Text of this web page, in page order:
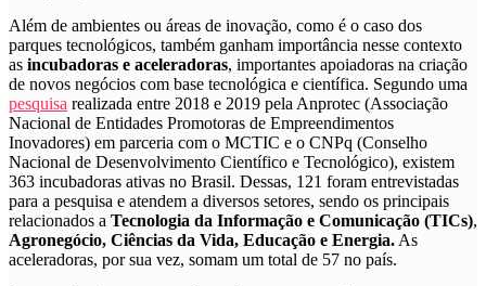
Além de ambientes ou áreas de inovação, como é o caso dos
parques tecnológicos, também ganham importância nesse contexto
as incubadoras e aceleradoras, importantes apoiadoras na criação
de novos negócios com base tecnológica e científica. Segundo uma
pesquisa realizada entre 2018 e 2019 pela Anprotec (Associação
Nacional de Entidades Promotoras de Empreendimentos
Inovadores) em parceria com o MCTIC e o CNPq (Conselho
Nacional de Desenvolvimento Científico e Tecnológico), existem
363 incubadoras ativas no Brasil. Dessas, 121 foram entrevistadas
para a pesquisa e atendem a diversos setores, sendo os principais
relacionados a Tecnologia da Informação e Comunicação (TICs),
Agronegócio, Ciências da Vida, Educação e Energia. As
aceleradoras, por sua vez, somam um total de 57 no país.